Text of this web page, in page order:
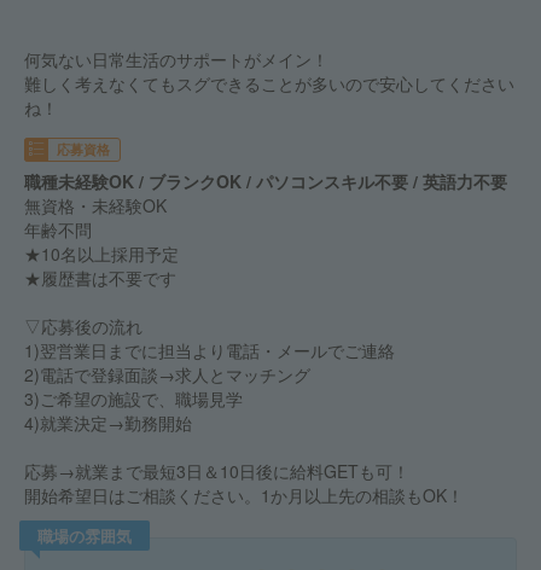
何気ない日常生活のサポートがメイン！
難しく考えなくてもスグできることが多いので安心してください
ね！
応募資格
職種未経験OK / ブランクOK / パソコンスキル不要 / 英語力不要
無資格・未経験OK
年齢不問
★10名以上採用予定
★履歴書は不要です
▽応募後の流れ
1)翌営業日までに担当より電話・メールでご連絡
2)電話で登録面談→求人とマッチング
3)ご希望の施設で、職場見学
4)就業決定→勤務開始
応募→就業まで最短3日＆10日後に給料GETも可！
開始希望日はご相談ください。1か月以上先の相談もOK！
職場の雰囲気